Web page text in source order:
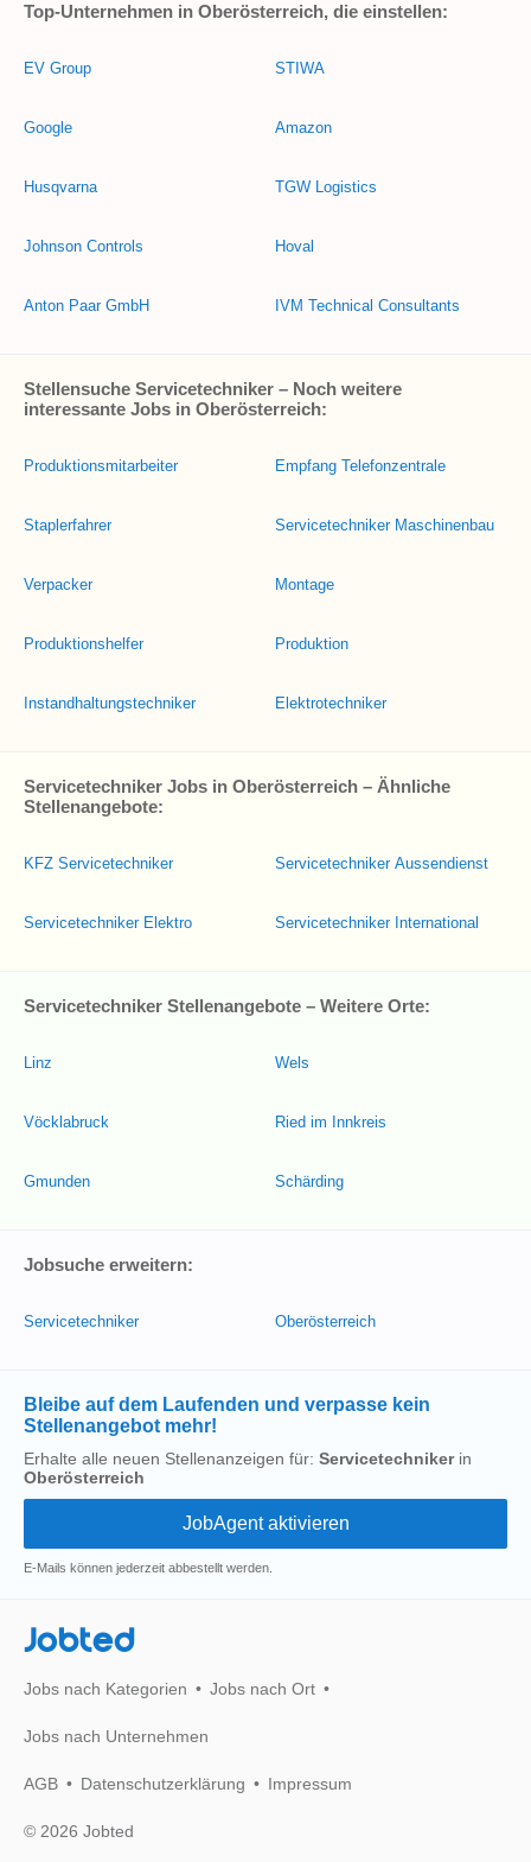
Top-Unternehmen in Oberösterreich, die einstellen:
EV Group
Google
Husqvarna
Johnson Controls
Anton Paar GmbH
STIWA
Amazon
TGW Logistics
Hoval
IVM Technical Consultants
Stellensuche Servicetechniker – Noch weitere
interessante Jobs in Oberösterreich:
Produktionsmitarbeiter
Staplerfahrer
Verpacker
Produktionshelfer
Instandhaltungstechniker
Empfang Telefonzentrale
Servicetechniker Maschinenbau
Montage
Produktion
Elektrotechniker
Servicetechniker Jobs in Oberösterreich – Ähnliche
Stellenangebote:
KFZ Servicetechniker
Servicetechniker Elektro
Servicetechniker Aussendienst
Servicetechniker International
Servicetechniker Stellenangebote – Weitere Orte:
Linz
Vöcklabruck
Gmunden
Wels
Ried im Innkreis
Schärding
Jobsuche erweitern:
Servicetechniker Oberösterreich
Bleibe auf dem Laufenden und verpasse kein
Stellenangebot mehr!
Erhalte alle neuen Stellenanzeigen für: Servicetechnikerin
Oberösterreich
E-Mails können jederzeit abbestellt werden.
Jobted
Jobs nach Kategorien Jobs nach Ort
Jobs nach Unternehmen
AGB Datenschutzerklärung Impressum
© 2026 Jobted